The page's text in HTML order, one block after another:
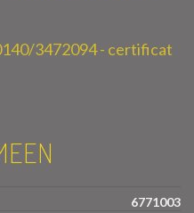
3472094 - certificat
6771003